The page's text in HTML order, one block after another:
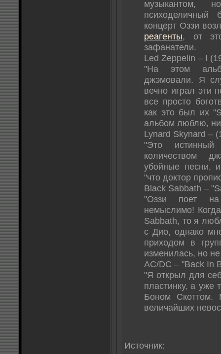
музыкантом,
концерт Оззи
реагенты, от
зафанатели.
Led Zeppelin – I
"На этом
джэмовали. Я
вечно играл эти
все просто
как это был их
альбом люблю,
Lynard Skynard –
"Это
количеством
убойные песни,
"что доктор
Black Sabbath –
"Оззи поет
немыслимо!
Sabbath, то я
с Дио, однако
приходом в
изменилась, но
AC/DC – "Back In
"Я открыл для
пластинку, а уже
Боном Скоттом.
величайших
Источник: